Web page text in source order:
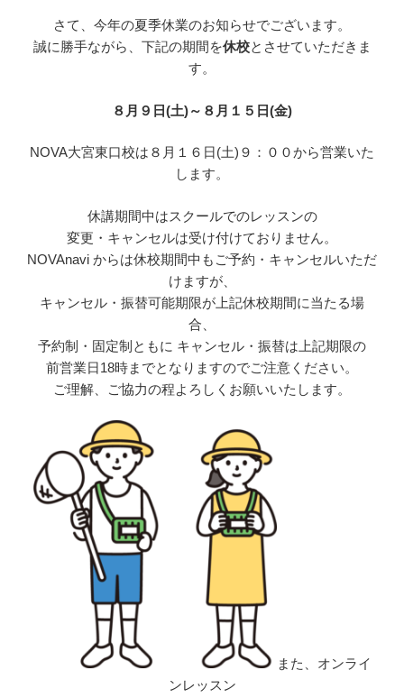
さて、今年の夏季休業のお知らせでございます。
誠に勝手ながら、下記の期間を休校とさせていただきま
す。
８月９日(土)～８月１５日(金)
NOVA大宮東口校は８月１６日(土)９：００から営業いた
します。
休講期間中はスクールでのレッスンの
変更・キャンセルは受け付けておりません。
NOVAnavi からは休校期間中もご予約・キャンセルいただ
けますが、
キャンセル・振替可能期限が上記休校期間に当たる場
合、
予約制・固定制ともに キャンセル・振替は上記期限の
前営業日18時までとなりますのでご注意ください。
ご理解、ご協力の程よろしくお願いいたします。
また、オンライ
ンレッスン